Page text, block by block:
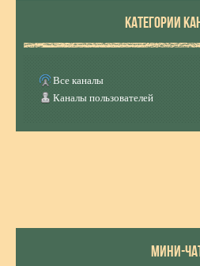
КАТЕГОРИИ
Все каналы
Каналы пользователей
МИНИ-